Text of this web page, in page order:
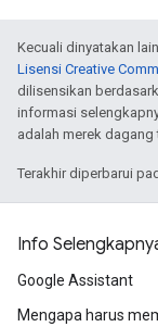
Kecuali dinyatakan
Lisensi Creative
dilisensikan
informasi
adalah merek
Terakhir diperbarui
Info
Google Assistant
Mengapa harus